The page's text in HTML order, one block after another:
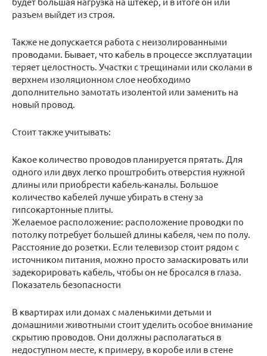
разъем выйдет из строя.
Также не допускается работа с неизолированными
проводами. Бывает, что кабель в процессе эксплуатации
теряет целостность. Участки с трещинами или сколами в
верхнем изоляционном слое необходимо
дополнительно замотать изолентой или заменить на
новый провод.
Стоит также учитывать:
Какое количество проводов планируется прятать. Для
одного или двух легко проштробить отверстия нужной
длины или приобрести кабель-каналы. Большое
количество кабелей лучше убирать в стену за
гипсокартонные плиты.
Желаемое расположение: расположение проводки по
потолку потребует большей длины кабеля, чем по полу.
Расстояние до розетки. Если телевизор стоит рядом с
источником питания, можно просто замаскировать или
задекорировать кабель, чтобы он не бросался в глаза.
Показатель безопасности
В квартирах или домах с маленькими детьми и
домашними животными стоит уделить особое внимание
скрытию проводов. Они должны располагаться в
недоступном месте, к примеру, в коробе или в стене